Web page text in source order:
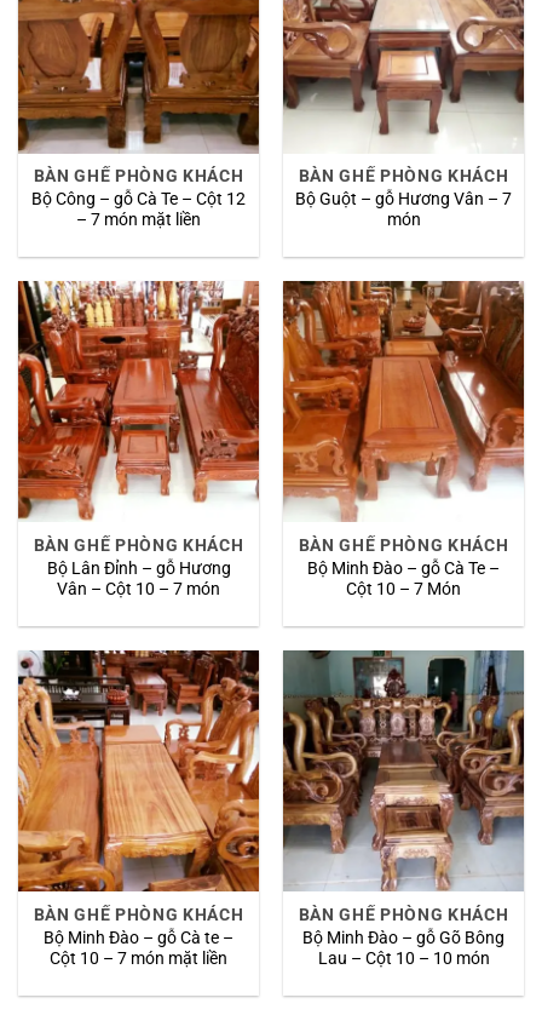
BÀN GHẾ PHÒNG KHÁCH
Bộ Công – gỗ Cà Te – Cột 12
– 7 món mặt liền
BÀN GHẾ PHÒNG KHÁCH
Bộ Guột – gỗ Hương Vân – 7
món
BÀN GHẾ PHÒNG KHÁCH
Bộ Lân Đỉnh – gỗ Hương
Vân – Cột 10 – 7 món
BÀN GHẾ PHÒNG KHÁCH
Bộ Minh Đào – gỗ Cà Te –
Cột 10 – 7 Món
BÀN GHẾ PHÒNG KHÁCH
Bộ Minh Đào – gỗ Cà te –
Cột 10 – 7 món mặt liền
BÀN GHẾ PHÒNG KHÁCH
Bộ Minh Đào – gỗ Gõ Bông
Lau – Cột 10 – 10 món